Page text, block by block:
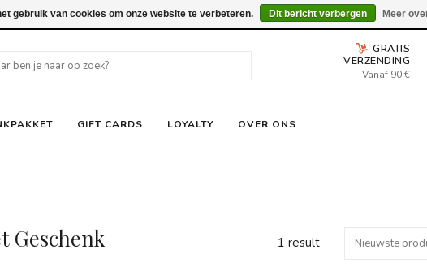
Wij leveren tot aan
GRATIS
VERZENDING
Vanaf 90 €
GIFT CARDS LOYALTY OVER ONS
Geschenk 1 result
gebruik van cookies om onze website te verbeteren. Dit bericht verbergen Meer